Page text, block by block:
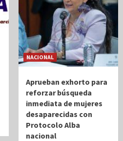
NACIONAL
Aprueban exhorto para
reforzar búsqueda
inmediata de mujeres
desaparecidas con
Protocolo Alba
nacional